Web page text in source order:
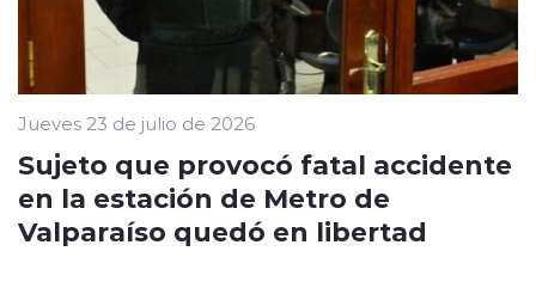
Jueves 23 de julio de 2026
Sujeto que provocó fatal accidente
en la estación de Metro de
Valparaíso quedó en libertad